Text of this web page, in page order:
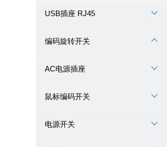
USB插座 RJ45
编码旋转开关
AC电源插座
鼠标编码开关
电源开关